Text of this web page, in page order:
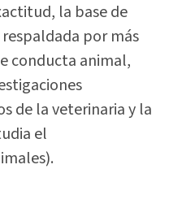
la base de
por más
conducta animal,
de la veterinaria y la
el